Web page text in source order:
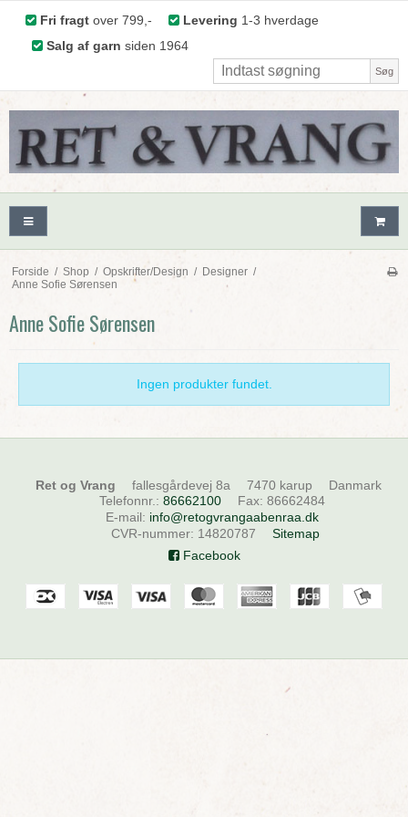
Fri fragtover 799,- Levering 1-3 hverdage
Salg af garn siden 1964
Søg
Forside / Shop / Opskrifter/Design / Designer /
Anne Sofie Sørensen
Anne Sofie Sørensen
Ingen produkter fundet.
Ret og Vrang fallesgårdevej 8a 7470 karup
Danmark
Telefonnr.: 86662100 Fax: 86662484
E-mail: info@retogvrangaabenraa.dk
CVR-nummer: 14820787
Sitemap
Facebook